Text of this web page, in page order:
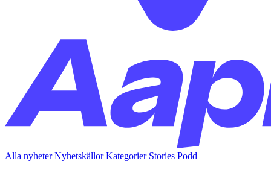
Alla nyheterNyhetskällorKategorier Stories Podd